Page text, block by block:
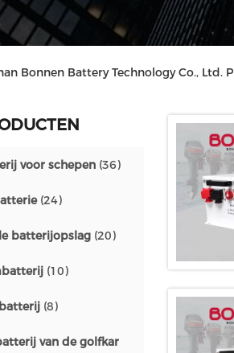
Bonnen Battery Technology Co., Ltd.
voor schepen (36)
(24)
batterijopslag (20)
(10)
(8)
van de golfkar